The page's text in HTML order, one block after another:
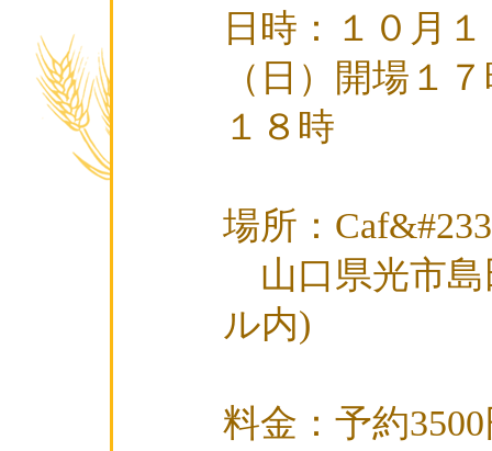
日時：１０月
（日）開場１
１８時
場所：
山口県光市島
ル内)
料金：予約